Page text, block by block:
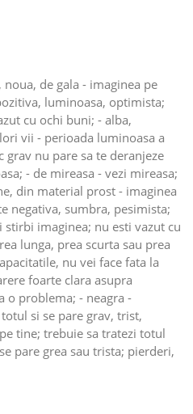
de gala - imaginea pe
luminoasa, optimista;
cu ochi buni; - alba,
vii - perioada luminoasa a
nu pare sa te deranjeze
- de mireasa - vezi mireasa;
din material prost - imaginea
negativa, sumbra, pesimista;
imaginea; nu esti vazut cu
lunga, prea scurta sau prea
nu vei face fata la
foarte clara asupra
o problema; - neagra -
si se pare grav, trist,
tine; trebuie sa tratezi totul
pare grea sau trista; pierderi,